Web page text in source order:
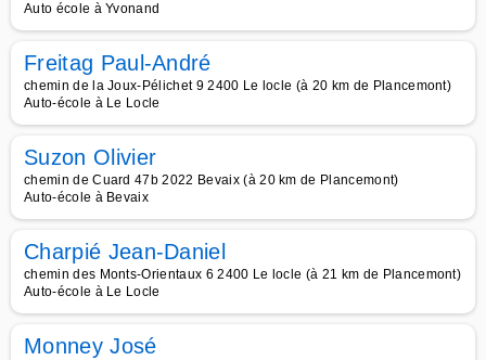
Auto école à Yvonand
Freitag Paul-André
chemin de la Joux-Pélichet 9 2400 Le locle (à 20 km de Plancemont)
Auto-école à Le Locle
Suzon Olivier
chemin de Cuard 47b 2022 Bevaix (à 20 km de Plancemont)
Auto-école à Bevaix
Charpié Jean-Daniel
chemin des Monts-Orientaux 6 2400 Le locle (à 21 km de Plancemont)
Auto-école à Le Locle
Monney José